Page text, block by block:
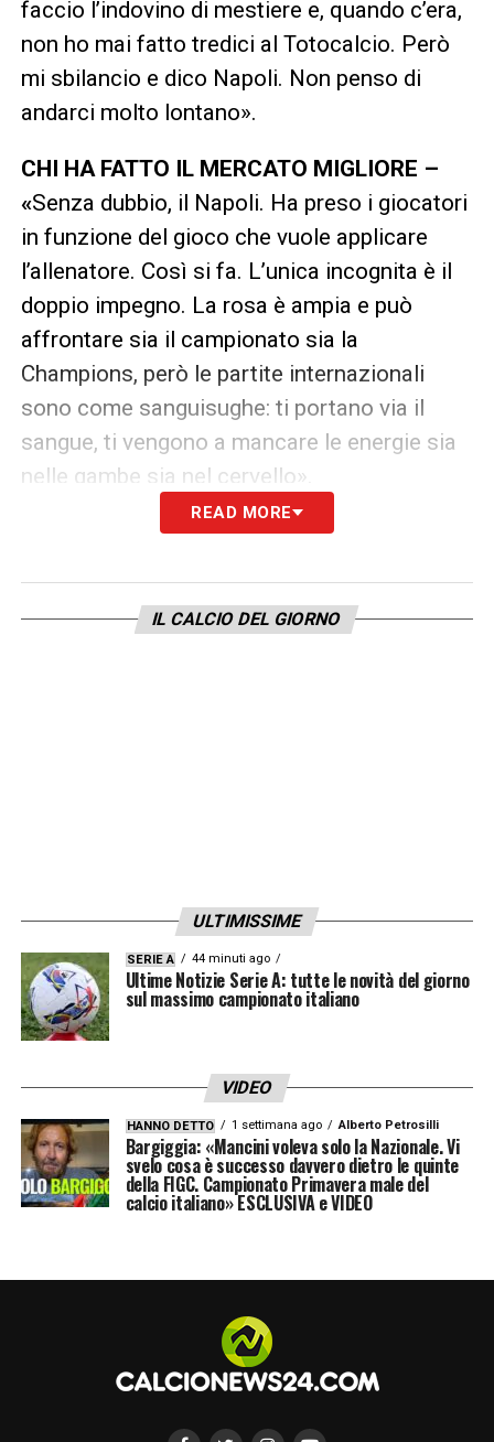
faccio l’indovino di mestiere e, quando c’era,
non ho mai fatto tredici al Totocalcio. Però
mi sbilancio e dico Napoli. Non penso di
andarci molto lontano».
CHI HA FATTO IL MERCATO MIGLIORE –
«Senza dubbio, il Napoli. Ha preso i giocatori
in funzione del gioco che vuole applicare
l’allenatore. Così si fa. L’unica incognita è il
doppio impegno. La rosa è ampia e può
affrontare sia il campionato sia la
Champions, però le partite internazionali
sono come sanguisughe: ti portano via il
sangue, ti vengono a mancare le energie sia
nelle gambe sia nel cervello».
IL MIGLIOR ACQUISTO SUL MERCATO
fenomeno, e questo lo aveva già dimostrato
al Manchester City, ma è anche un serio
DAVID O VLAHOVIC –«Non so chi sceglierà
Tudor, ma so chi sceglierei io. Dico Vlahovic
perché conosce il campionato italiano, non
anche voglia di dimostrare che è un bravo
centravanti».
CHE COSA LE PIACE DELLA JUVE –«È una
squadra tosta, solida in difesa. Punta a non
nostro campionato, questo fa la differenza».
«Ripetere quello che ha fatto
Gasperini a Bergamo è praticamente
READ MORE
IL CALCIO DEL GIORNO
ULTIMISSIME
SERIE A 44 minuti ago
Ultime Notizie Serie A: tutte le novità del giorno
sul massimo campionato italiano
VIDEO
HANNO DETTO 1 settimana ago Alberto Petrosilli
Bargiggia: «Mancini voleva solo la Nazionale. Vi
svelo cosa è successo davvero dietro le quinte
della FIGC. Campionato Primavera male del
calcio italiano» ESCLUSIVA e VIDEO